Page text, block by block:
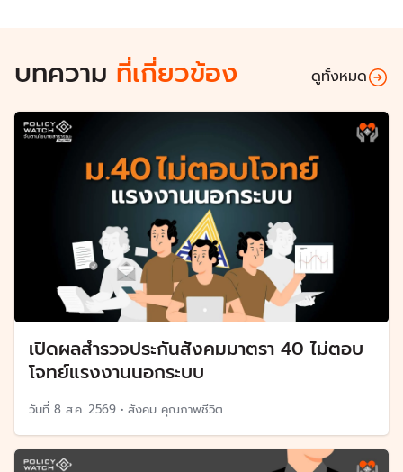
บทความ ที่เกี่ยวข้อง ดูทั้งหมด
เปิดผลสำรวจประกันสังคมมาตรา 40 ไม่ตอบ
โจทย์แรงงานนอกระบบ
วันที่ 8 ส.ค. 2569 • สังคม คุณภาพชีวิต